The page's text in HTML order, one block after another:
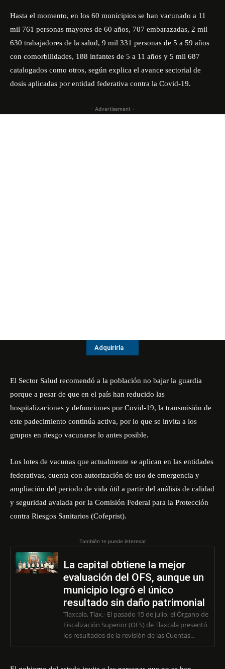
Hasta el momento, en los 60 municipios se han vacunado a 11
mil 761 personas mayores de 60 años, 707 embarazadas, 2 mil
630 trabajadores de la salud, 9 mil 331 personas de 5 a 59 años
con comorbilidades, 188 infantes de 5 a 11 años y 5 mil 687
catalogados como otros, según explica el avance sectorial de
dosis aplicadas por entidad federativa contra la Covid-19.
- Advertisement -
Adquirirla
El Sector Salud recomendó a la población no bajar la guardia
porque a pesar de que en el país han reducido las
hospitalizaciones y defunciones por Covid-19, la transmisión de
este padecimiento continúa activa, por lo que se invita a los
grupos en riesgo vacunarse lo antes posible.
Los lotes de vacunas que actualmente se aplican en las entidades
federativas, cuenta con autorización de uso de emergencia y
ampliación del periodo de vida útil a partir del análisis de calidad
y seguridad avalada por la Comisión Federal para la Protección
contra Riesgos Sanitarios (Cofeprist).
También te puede interesar
La capital obtiene la mejor
evaluación del OFS, aunque un
municipio logró el único
resultado sin daño patrimonial
Tlaxcala, Tlax.- El pasado 15 de julio, el Órgano de
Fiscalización Superior (OFS) de Tlaxcala presentó
los resultados de la revisión de las Cuentas...